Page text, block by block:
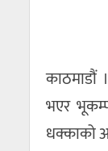
काठमाडौं
भएर
धक्काको